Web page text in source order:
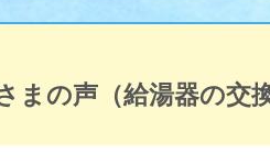
まの声（給湯器の交換